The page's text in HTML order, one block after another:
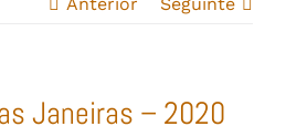
Anterior Seguinte
Janeiras – 2020